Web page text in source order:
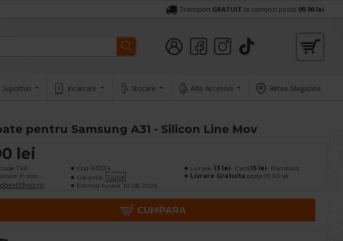
Transport GRATUIT la comenzi peste 99.90 lei
Suporturi Incarcare Stocare Alte Accesorii Retea Magazine
pentru Samsung A31 - Silicon Line Mov
lei
TVA
In stoc
Cod: 811334
Garantie: 1 luna
Estimat livrare: 10.08.2026
Livrare: 13 lei- Card|15 lei- Ramburs
Livrare Gratuita peste 99.90 lei
CUMPARA